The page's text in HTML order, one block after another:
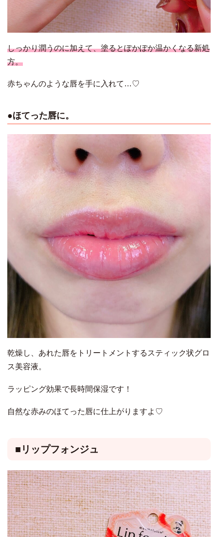
しっかり潤うのに加えて、塗るとぽかぽか温かくなる新処
方。
赤ちゃんのような唇を手に入れて…♡
●ほてった唇に。
乾燥し、あれた唇をトリートメントするスティック状グロ
ス美容液。
ラッピング効果で長時間保湿です！
自然な赤みのほてった唇に仕上がりますよ♡
■リップフォンジュ